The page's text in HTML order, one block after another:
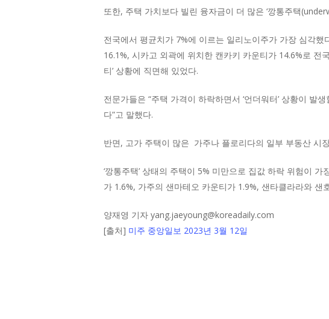
또한, 주택 가치보다 빌린 융자금이 더 많은 ‘깡통주택
전국에서 평균치가 7%에 이르는 일리노이주가 가장 심각
16.1%, 시카고 외곽에 위치한 캔카키 카운티가 14.6%로 전
티’ 상황에 직면해 있었다.
전문가들은 “주택 가격이 하락하면서 ‘언더워터’ 상황이
다”고 말했다.
반면, 고가 주택이 많은 가주나 플로리다의 일부 부동산 시
‘깡통주택’ 상태의 주택이 5% 미만으로 집값 하락 위험이
가 1.6%, 가주의 샌마테오 카운티가 1.9%, 샌타클라라와
양재영 기자 yang.jaeyoung@koreadaily.com
[출처] 미주 중앙일보 2023년 3월 12일